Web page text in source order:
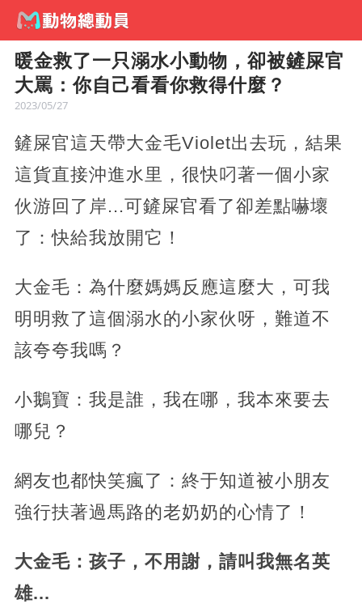
暖金救了一只溺水小動物，卻被鏟屎官
大罵：你自己看看你救得什麼？
2023/05/27
鏟屎官這天帶大金毛Violet出去玩，結果
這貨直接沖進水里，很快叼著一個小家
伙游回了岸...可鏟屎官看了卻差點嚇壞
了：快給我放開它！
大金毛：為什麼媽媽反應這麼大，可我
明明救了這個溺水的小家伙呀，難道不
該夸夸我嗎？
小鵝寶：我是誰，我在哪，我本來要去
哪兒？
網友也都快笑瘋了：終于知道被小朋友
強行扶著過馬路的老奶奶的心情了！
大金毛：孩子，不用謝，請叫我無名英
雄...